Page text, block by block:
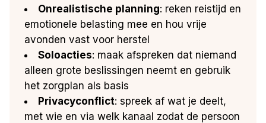
Onrealistische planning: reken reistijd en
emotionele belasting mee en hou vrije
avonden vast voor herstel
Soloacties: maak afspreken dat niemand
alleen grote beslissingen neemt en gebruik
het zorgplan als basis
Privacyconflict: spreek af wat je deelt,
met wie en via welk kanaal zodat de persoon